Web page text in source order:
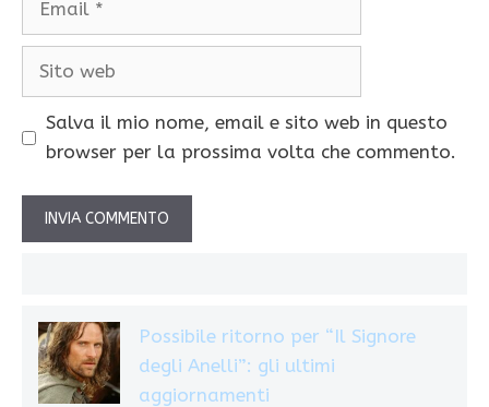
Sito
Salva il mio nome, email e sito web in questo
browser per la prossima volta che commento.
Possibile ritorno per “Il Signore
degli Anelli”: gli ultimi
aggiornamenti